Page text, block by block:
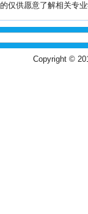
仅供愿意了解相关专
Copyright ©